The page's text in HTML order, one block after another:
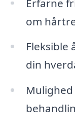
om
Fleksible
din